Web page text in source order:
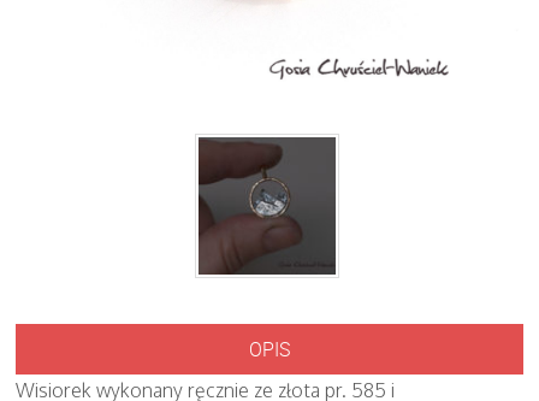
OPIS
Wisiorek wykonany ręcznie ze złota pr. 585 i